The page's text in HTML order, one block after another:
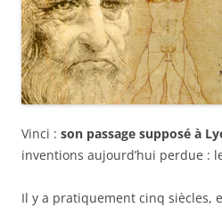
Vinci : son passage supposé à
inventions aujourd’hui perdue :
Il y a pratiquement cinq siècles,